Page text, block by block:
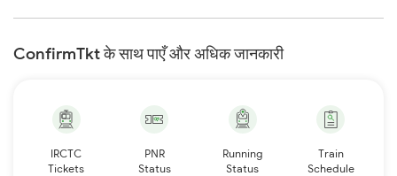
ConfirmTkt के साथ पाएँ और अधिक जानकारी
IRCTC
Tickets
PNR
Status
Running
Status
Train
Schedule